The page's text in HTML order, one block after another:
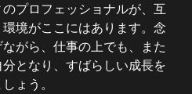
プロフェッショナルが、互
境がここにはあります。念
がら、仕事の上でも、また
となり、すばらしい成長を
ょう。